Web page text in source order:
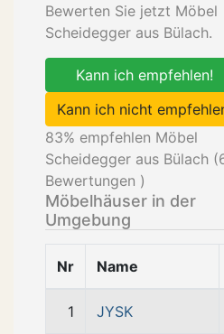
Bewerten Sie jetzt Möbel
Scheidegger aus Bülach.
Kann ich empfehlen!
Kann ich nicht
83% empfehlen Möbel
Scheidegger aus Bülach (
Bewertungen )
Möbelhäuser in der
Umgebung
Nr Name
1 JYSK